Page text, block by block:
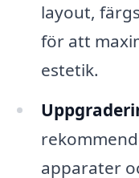
layout,
för att
estetik.
apparater